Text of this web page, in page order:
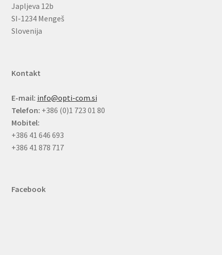
Japljeva 12b
SI-1234 Mengeš
Slovenija
Kontakt
E-mail: info@opti-com.si
Telefon: +386 (0)1 723 01 80
Mobitel:
+386 41 646 693
+386 41 878 717
Facebook